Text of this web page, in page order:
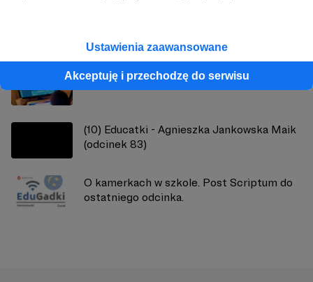
Ustawienia zaawansowane
Akceptuję i przechodzę do serwisu
Filiozofie XXI wieku
(10) Educatki - Agnieszka Jankowska Maik
(odcinek 83)
O kamerkach w szkole. Post Scriptum do
ostatniego odcinka.